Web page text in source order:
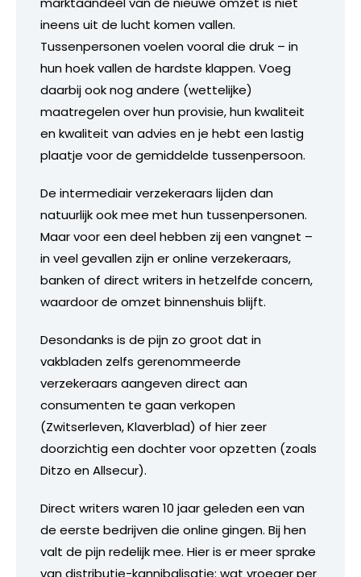
ineens uit de lucht komen vallen.
Tussenpersonen voelen vooral die druk – in
hun hoek vallen de hardste klappen. Voeg
daarbij ook nog andere (wettelijke)
maatregelen over hun provisie, hun kwaliteit
en kwaliteit van advies en je hebt een lastig
plaatje voor de gemiddelde tussenpersoon.
De intermediair verzekeraars lijden dan
natuurlijk ook mee met hun tussenpersonen.
Maar voor een deel hebben zij een vangnet –
in veel gevallen zijn er online verzekeraars,
banken of direct writers in hetzelfde concern,
waardoor de omzet binnenshuis blijft.
Desondanks is de pijn zo groot dat in
vakbladen zelfs gerenommeerde
verzekeraars aangeven direct aan
consumenten te gaan verkopen
(Zwitserleven, Klaverblad) of hier zeer
doorzichtig een dochter voor opzetten (zoals
Ditzo en Allsecur).
Direct writers waren 10 jaar geleden een van
de eerste bedrijven die online gingen. Bij hen
valt de pijn redelijk mee. Hier is er meer sprake
van distributie-kannibalisatie: wat vroeger per